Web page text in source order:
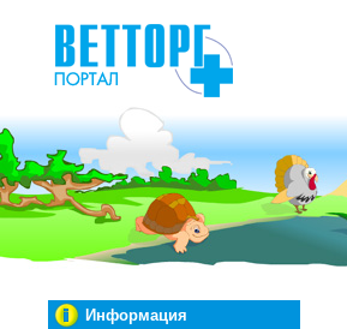
Информация